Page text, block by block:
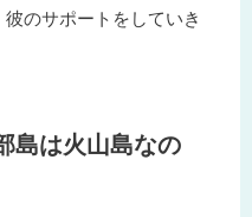
のサポートをしていき
島は火山島なの